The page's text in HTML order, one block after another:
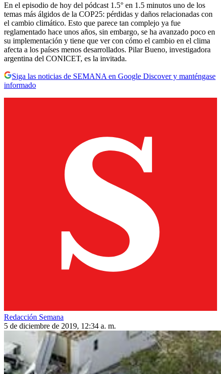
En el episodio de hoy del pódcast 1.5° en 1.5 minutos uno de los
temas más álgidos de la COP25: pérdidas y daños relacionadas con
el cambio climático. Esto que parece tan complejo ya fue
reglamentado hace unos años, sin embargo, se ha avanzado poco en
su implementación y tiene que ver con cómo el cambio en el clima
afecta a los países menos desarrollados. Pilar Bueno, investigadora
argentina del CONICET, es la invitada.
Siga las noticias de SEMANA en Google Discover y manténgase
informado
Redacción Semana
5 de diciembre de 2019, 12:34 a. m.